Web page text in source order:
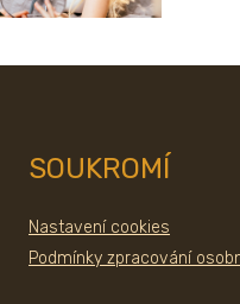
SOUKROMÍ
Nastavení cookies
Podmínky zpracování